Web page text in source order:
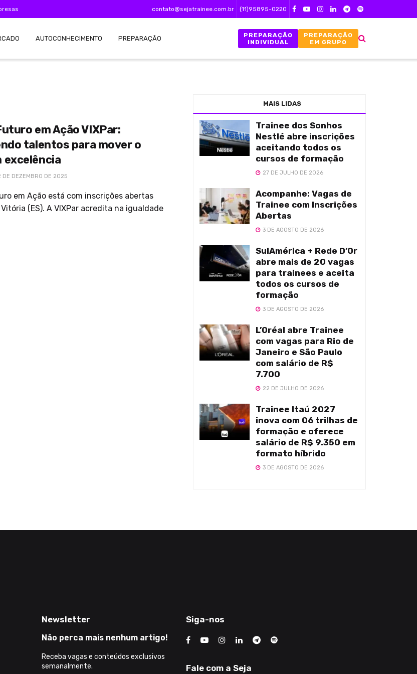
contato@sejatrainee.com.br (11)95895-0220
AUTOCONHECIMENTO PREPARAÇÃO
PREPARAÇÃO
INDIVIDUAL
PREPARAÇÃO
EM GRUPO
em Ação VIXPar:
talentos para mover o
excelência
DEZEMBRO DE 2025
em Ação está com inscrições abertas
(ES). A VIXPar acredita na igualdade
MAIS LIDAS
Trainee dos Sonhos
Nestlé abre inscrições
aceitando todos os
cursos de formação
27 DE JULHO DE 2026
Acompanhe: Vagas de
Trainee com Inscrições
Abertas
3 DE AGOSTO DE 2026
SulAmérica + Rede D’Or
abre mais de 20 vagas
para trainees e aceita
todos os cursos de
formação
3 DE AGOSTO DE 2026
L’Oréal abre Trainee
com vagas para Rio de
Janeiro e São Paulo
com salário de R$
7.700
22 DE JULHO DE 2026
Trainee Itaú 2027
inova com 06 trilhas de
formação e oferece
salário de R$ 9.350 em
formato híbrido
3 DE AGOSTO DE 2026
Newsletter
Não perca mais nenhum artigo!
Receba vagas e conteúdos exclusivos
semanalmente.
Siga-nos
Fale com a Seja